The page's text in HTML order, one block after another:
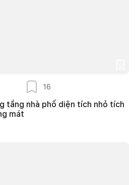
16
tầng nhà phố diện tích nhỏ tích
mát